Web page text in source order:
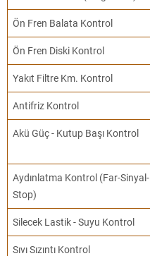
Ön Fren Balata Kontrol
Ön Fren Diski Kontrol
Yakıt Filtre Km. Kontrol
Antifriz Kontrol
Akü Güç - Kutup Başı Kontrol
Aydınlatma Kontrol (Far-Sinyal-
Stop)
Silecek Lastik - Suyu Kontrol
Sıvı Sızıntı Kontrol